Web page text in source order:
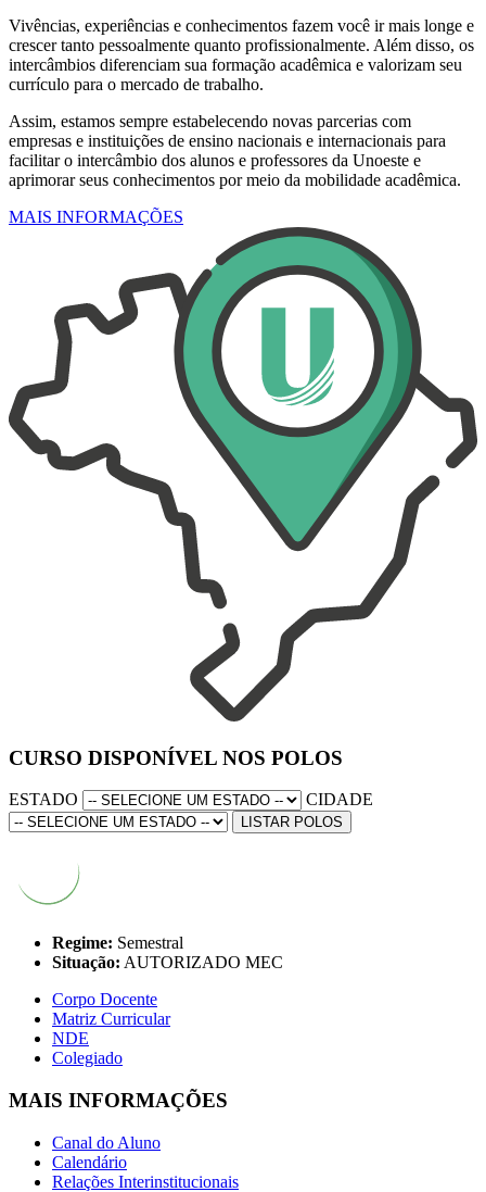
Vivências, experiências e conhecimentos fazem você ir mais longe e
crescer tanto pessoalmente quanto profissionalmente. Além disso, os
intercâmbios diferenciam sua formação acadêmica e valorizam seu
currículo para o mercado de trabalho.
Assim, estamos sempre estabelecendo novas parcerias com
empresas e instituições de ensino nacionais e internacionais para
facilitar o intercâmbio dos alunos e professores da Unoeste e
aprimorar seus conhecimentos por meio da mobilidade acadêmica.
MAIS INFORMAÇÕES
CURSO DISPONÍVEL NOS POLOS
ESTADO CIDADE
LISTAR POLOS
Regime: Semestral
Situação: AUTORIZADO MEC
Corpo Docente
Matriz Curricular
NDE
Colegiado
MAIS INFORMAÇÕES
Canal do Aluno
Calendário
Relações Interinstitucionais